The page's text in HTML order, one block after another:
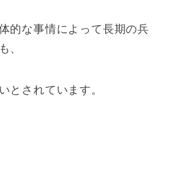
的な事情によって長期の兵
、
とされています。